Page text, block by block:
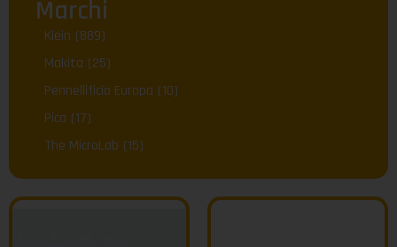
Marchi
Klein (889)
Makita (25)
Pennellificio Europa (10)
Pica (17)
The MicroLab (15)